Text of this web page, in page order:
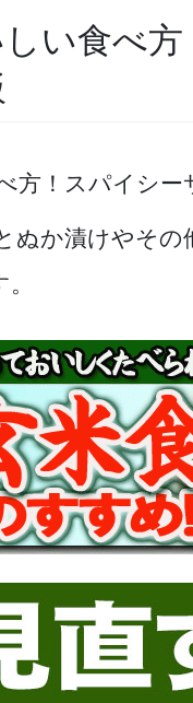
い食べ
方！スパイシ
か漬けやその